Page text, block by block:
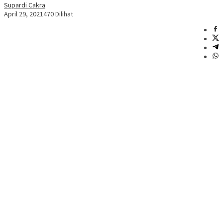
Supardi Cakra
April 29, 2021470 Dilihat